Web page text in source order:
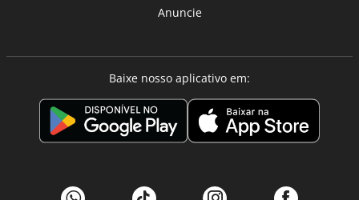
Anuncie
Baixe nosso aplicativo em: